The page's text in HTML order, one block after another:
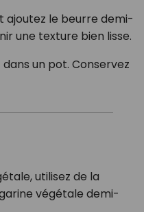
ajoutez le beurre demi-
une texture bien lisse.
dans un pot. Conservez
utilisez de la
végétale demi-